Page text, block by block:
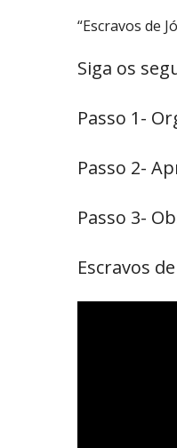
“Escravos de
Siga os
Passo 1-
Passo 2-
Passo 3-
Escravos